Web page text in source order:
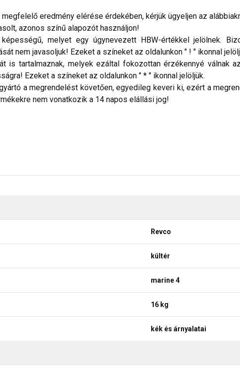
eredmény elérése érdekében, kérjük ügyeljen az
azonos színű alapozót használjon!
melyet egy úgynevezett HBW-értékkel jelölnek.
nem javasoljuk! Ezeket a színeket az oldalunkon " ! " ikonnal
is tartalmaznak, melyek ezáltal fokozottan érzékennyé válnak
Ezeket a színeket az oldalunkon " * " ikonnal jelöljük.
a megrendelést követően, egyedileg keveri ki, ezért a
nem vonatkozik a 14 napos elállási jog!
Revco
kültér
marine 4
16 kg
kék és árnyalatai